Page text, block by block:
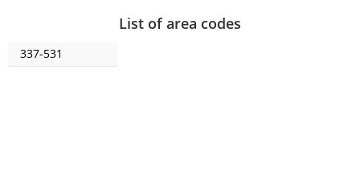
List of area codes
337-531